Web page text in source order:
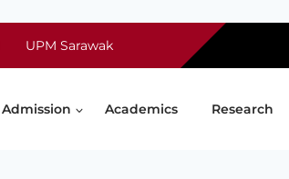
UPM Sarawak
Admission Academics Research